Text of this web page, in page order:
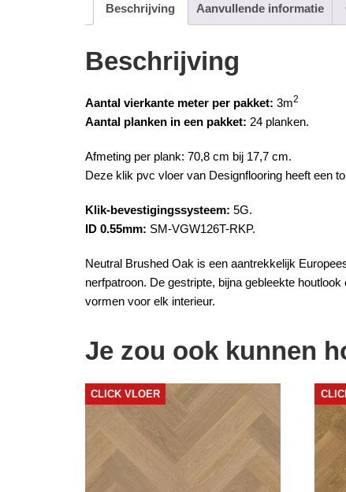
Beschrijving Aanvullende informatie
Beschrijving
Aantal vierkante meter per pakket: 3m2
Aantal planken in een pakket: 24 planken.
Afmeting per plank: 70,8 cm bij 17,7 cm.
Deze klik pvc vloer van Designflooringheeft een
Klik-bevestigingssysteem: 5G.
ID 0.55mm: SM-VGW126T-RKP.
Neutral Brushed Oak is een aantrekkelijk
nerfpatroon. De gestripte, bijna gebleekte houtlook
vormen voor elk interieur.
Je zou ook kunnen
CLICK VLOER